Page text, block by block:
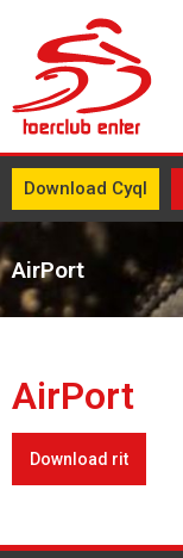
Download Cyql
AirPort
AirPort
Download rit